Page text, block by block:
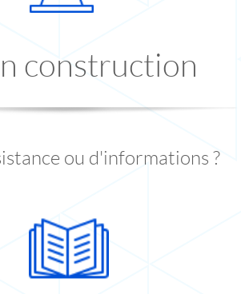
construction
ou d'informations ?